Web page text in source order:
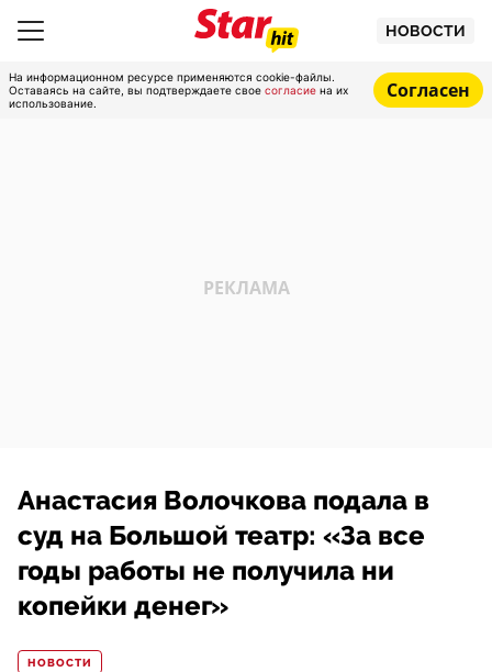
НОВОСТИ
На информационном ресурсе применяются cookie-файлы.
Оставаясь на сайте, вы подтверждаете свое согласие на их
использование.
Согласен
Анастасия Волочкова подала в
суд на Большой театр: «За все
годы работы не получила ни
копейки денег»
НОВОСТИ